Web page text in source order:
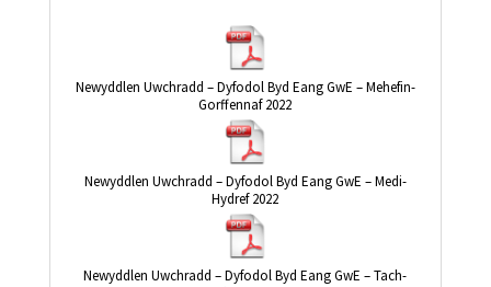
Newyddlen Uwchradd – Dyfodol Byd Eang GwE – Mehefin-
Gorffennaf 2022
Newyddlen Uwchradd – Dyfodol Byd Eang GwE – Medi-
Hydref 2022
Newyddlen Uwchradd – Dyfodol Byd Eang GwE – Tach-